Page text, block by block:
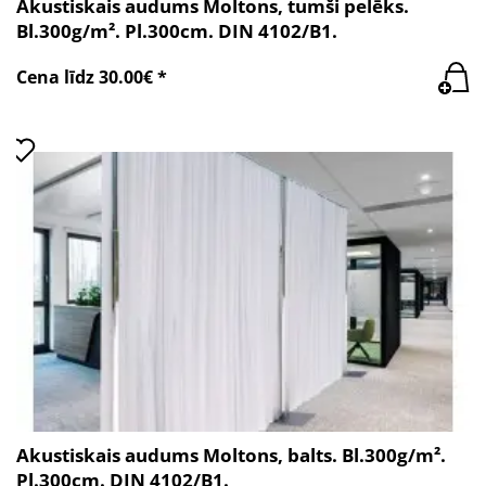
Akustiskais audums Moltons, tumši pelēks.
Bl.300g/m². Pl.300cm. DIN 4102/B1.
Cena līdz 30.00€ *
Akustiskais audums Moltons, balts. Bl.300g/m².
Pl.300cm. DIN 4102/B1.